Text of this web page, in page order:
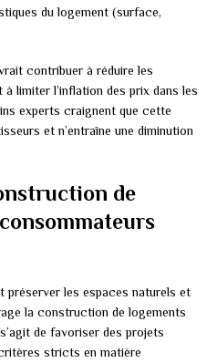
du logement (surface,
contribuer à réduire les
limiter l’inflation des prix dans les
experts craignent que cette
et n’entraîne une diminution
de
préserver les espaces naturels et
la construction de logements
de favoriser des projets
stricts en matière